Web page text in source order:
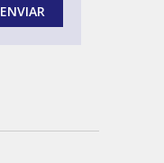
ENVIAR